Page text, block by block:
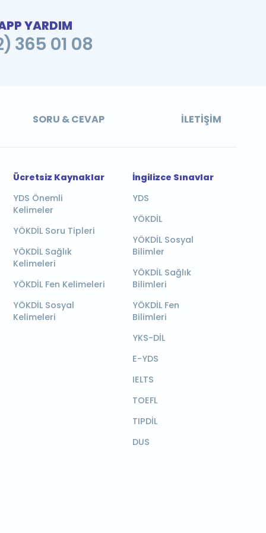
YARDIM
365 01 08
SORU & CEVAP İLETIŞIM
Ücretsiz Kaynaklar
YDS Önemli
Kelimeler
YÖKDİL Soru Tipleri
YÖKDİL Sağlık
Kelimeleri
YÖKDİL Fen Kelimeleri
YÖKDİL Sosyal
Kelimeleri
İngilizce Sınavlar
YDS
YÖKDİL
YÖKDİL Sosyal
Bilimler
YÖKDİL Sağlık
Bilimleri
YÖKDİL Fen
Bilimleri
YKS-DİL
E-YDS
IELTS
TOEFL
TIPDİL
DUS